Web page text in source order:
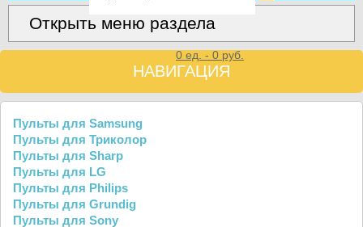
0 ед. - 0 руб.
Открыть меню раздела
НАВИГАЦИЯ
Пульты для Samsung
Пульты для Триколор
Пульты для Sharp
Пульты для LG
Пульты для Philips
Пульты для Grundig
Пульты для Sony